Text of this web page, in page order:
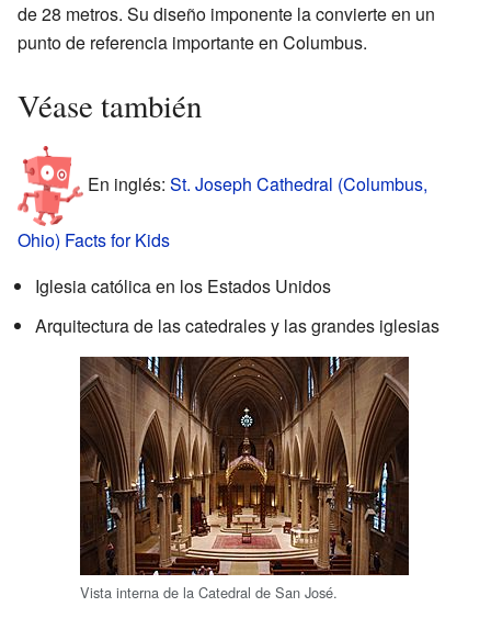
de 28 metros. Su diseño imponente la convierte en un
punto de referencia importante en Columbus.
Véase también
En inglés: St. Joseph Cathedral (Columbus,
Ohio) Facts for Kids
Iglesia católica en los Estados Unidos
Arquitectura de las catedrales y las grandes iglesias
Vista interna de la Catedral de San José.